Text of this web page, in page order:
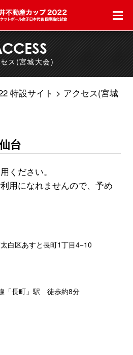
ス(宮城大会)
特設サイト
アクセス(宮城
台
ください。
用になれませんので、予め
白区あすと長町1丁目4−10
「長町」駅 徒歩約8分